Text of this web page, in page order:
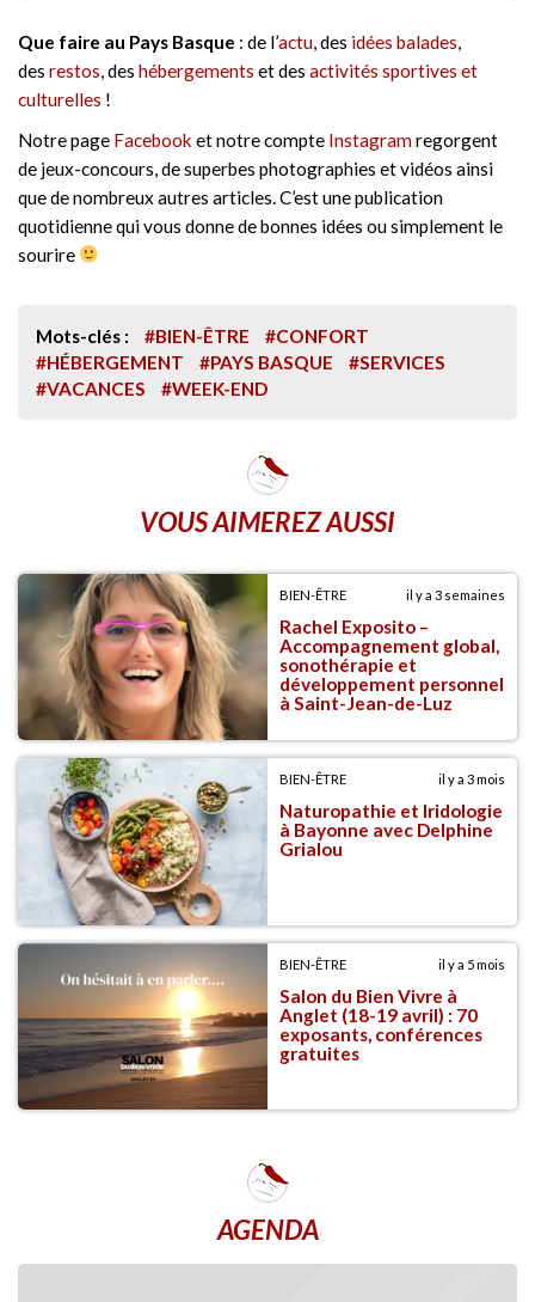
Que faire au Pays Basque : de l’actu, des idées balades,
des restos, des hébergements et des activités sportives et
culturelles !
Notre page Facebook et notre compte Instagramregorgent
de jeux-concours, de superbes photographies et vidéos ainsi
que de nombreux autres articles. C’est une publication
quotidienne qui vous donne de bonnes idées ou simplement le
sourire
Mots-clés : #BIEN-ÊTRE
#CONFORT
#HÉBERGEMENT
#PAYS BASQUE
#SERVICES
#VACANCES
#WEEK-END
VOUS AIMEREZ AUSSI
BIEN-ÊTRE il y a 3 semaines
Rachel Exposito –
Accompagnement global,
sonothérapie et
développement personnel
à Saint-Jean-de-Luz
BIEN-ÊTRE il y a 3 mois
Naturopathie et Iridologie
à Bayonne avec Delphine
Grialou
BIEN-ÊTRE il y a 5 mois
Salon du Bien Vivre à
Anglet (18-19 avril) : 70
exposants, conférences
gratuites
AGENDA